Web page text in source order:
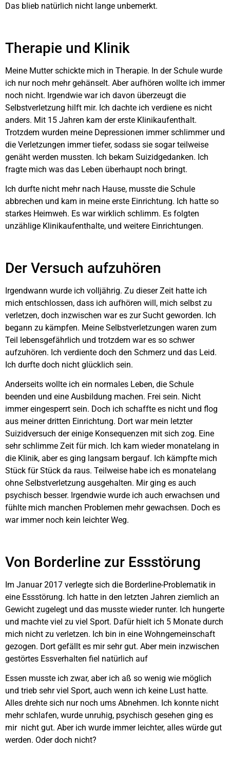
Das blieb natürlich nicht lange unbemerkt.
Therapie und Klinik
Meine Mutter schickte mich in Therapie. In der Schule wurde
ich nur noch mehr gehänselt. Aber aufhören wollte ich immer
noch nicht. Irgendwie war ich davon überzeugt die
Selbstverletzung hilft mir. Ich dachte ich verdiene es nicht
anders. Mit 15 Jahren kam der erste Klinikaufenthalt.
Trotzdem wurden meine Depressionen immer schlimmer und
die Verletzungen immer tiefer, sodass sie sogar teilweise
genäht werden mussten. Ich bekam Suizidgedanken. Ich
fragte mich was das Leben überhaupt noch bringt.
Ich durfte nicht mehr nach Hause, musste die Schule
abbrechen und kam in meine erste Einrichtung. Ich hatte so
starkes Heimweh. Es war wirklich schlimm. Es folgten
unzählige Klinikaufenthalte, und weitere Einrichtungen.
Der Versuch aufzuhören
Irgendwann wurde ich volljährig. Zu dieser Zeit hatte ich
mich entschlossen, dass ich aufhören will, mich selbst zu
verletzen, doch inzwischen war es zur Sucht geworden. Ich
begann zu kämpfen. Meine Selbstverletzungen waren zum
Teil lebensgefährlich und trotzdem war es so schwer
aufzuhören. Ich verdiente doch den Schmerz und das Leid.
Ich durfte doch nicht glücklich sein.
Anderseits wollte ich ein normales Leben, die Schule
beenden und eine Ausbildung machen. Frei sein. Nicht
immer eingesperrt sein. Doch ich schaffte es nicht und flog
aus meiner dritten Einrichtung. Dort war mein letzter
Suizidversuch der einige Konsequenzen mit sich zog. Eine
sehr schlimme Zeit für mich. Ich kam wieder monatelang in
die Klinik, aber es ging langsam bergauf. Ich kämpfte mich
Stück für Stück da raus. Teilweise habe ich es monatelang
ohne Selbstverletzung ausgehalten. Mir ging es auch
psychisch besser. Irgendwie wurde ich auch erwachsen und
fühlte mich manchen Problemen mehr gewachsen. Doch es
war immer noch kein leichter Weg.
Von Borderline zur Essstörung
Im Januar 2017 verlegte sich die Borderline-Problematik in
eine Essstörung. Ich hatte in den letzten Jahren ziemlich an
Gewicht zugelegt und das musste wieder runter. Ich hungerte
und machte viel zu viel Sport. Dafür hielt ich 5 Monate durch
mich nicht zu verletzen. Ich bin in eine Wohngemeinschaft
gezogen. Dort gefällt es mir sehr gut. Aber mein inzwischen
gestörtes Essverhalten fiel natürlich auf
Essen musste ich zwar, aber ich aß so wenig wie möglich
und trieb sehr viel Sport, auch wenn ich keine Lust hatte.
Alles drehte sich nur noch ums Abnehmen. Ich konnte nicht
mehr schlafen, wurde unruhig, psychisch gesehen ging es
mir nicht gut. Aber ich wurde immer leichter, alles würde gut
werden. Oder doch nicht?